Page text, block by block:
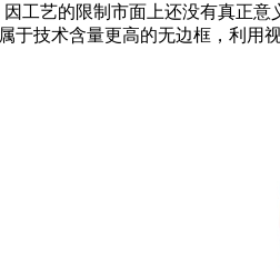
艺的限制市面上还没有真正意义
于技术含量更高的无边框，利用